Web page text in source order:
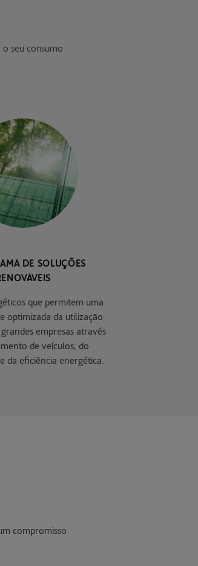
seu consumo
DE SOLUÇÕES
que permitem uma
optimizada da utilização
empresas através
de veículos, do
da eficiência energética.
compromisso